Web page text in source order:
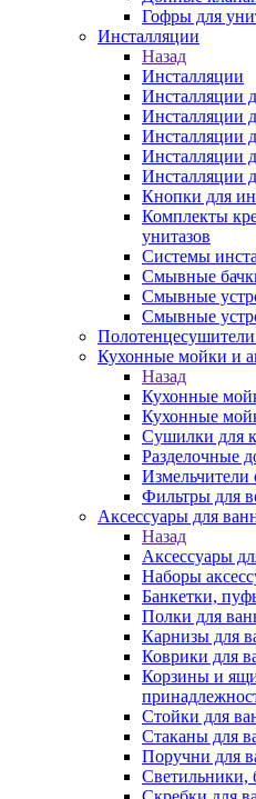
Гофры для
Инсталляции
Назад
Инсталляции
Инсталляции
Инсталляции
Инсталляции
Инсталляции
Инсталляции
Кнопки для
Комплекты
унитазов
Системы
Смывные
Смывные
Смывные
Кухонные мойки и
Назад
Кухонные
Кухонные
Сушилки для
Разделочные
Измельчители
Фильтры для
Аксессуары для
Назад
Аксессуары
Наборы
Банкетки,
Полки для
Карнизы для
Коврики для
Корзины и
Стойки для
Стаканы для
Поручни для
Светильники,